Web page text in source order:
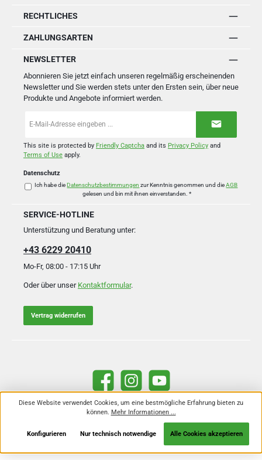
RECHTLICHES
ZAHLUNGSARTEN
NEWSLETTER
Abonnieren Sie jetzt einfach unseren regelmäßig erscheinenden
Newsletter und Sie werden stets unter den Ersten sein, über neue
Produkte und Angebote informiert werden.
Mail-
*
This site is protected by Friendly Captcha and its Privacy Policy and
Terms of Use apply.
Datenschutz
Ich habe dieDatenschutzbestimmungen zur Kenntnis genommen und dieAGB
gelesen und bin mit ihnen einverstanden. *
SERVICE-HOTLINE
Unterstützung und Beratung unter:
+43 6229 20410
Mo-Fr, 08:00 - 17:15 Uhr
Oder über unser Kontaktformular.
Vertrag widerrufen
Facebook Instagram YouTube
Alle Preise inkl. gesetzl. Mehrwertsteuer zzgl.Versandkosten
Nachnahmegebühren, wenn nicht anders angegeben.
Diese Website verwendet Cookies, um eine bestmögliche Erfahrung bieten zu
können. Mehr Informationen ...
Nur technisch notwendige
Konfigurieren Alle Cookies akzeptieren